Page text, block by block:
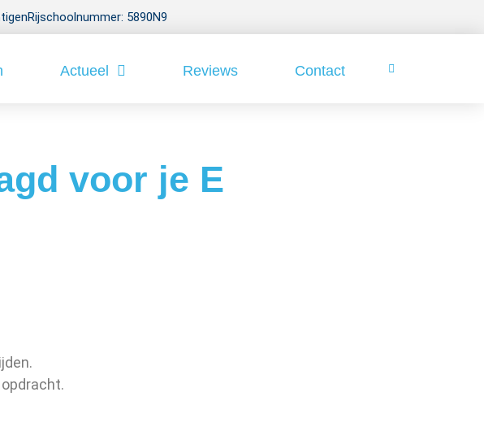
Rijschoolnummer: 5890N9
Actueel Reviews Contact
voor je E